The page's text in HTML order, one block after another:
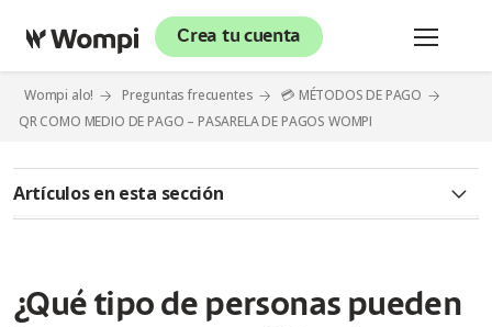
Crea tu cuenta
Wompi alo! Preguntas frecuentes
💳 MÉTODOS DE PAGO
QR COMO MEDIO DE PAGO – PASARELA DE PAGOS WOMPI
Artículos en esta sección
¿Cómo puedo tener QR bajo el modelo agregador?
¿Qué tipo de personas pueden